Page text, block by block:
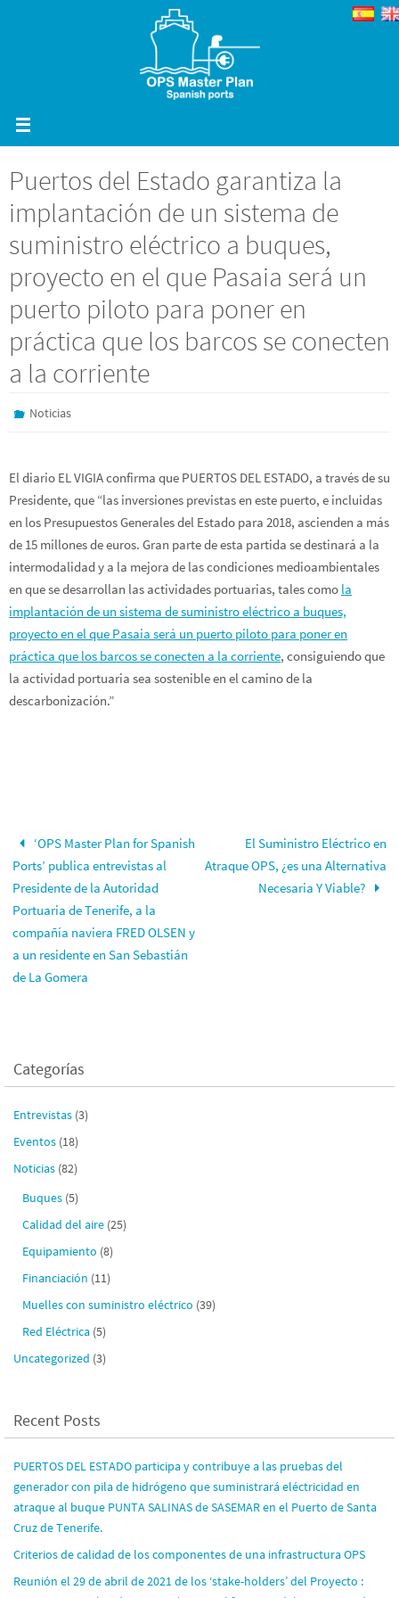
Puertos del Estado garantiza la
implantación de un sistema de
suministro eléctrico a buques,
proyecto en el que Pasaia será un
puerto piloto para poner en
práctica que los barcos se conecten
a la corriente
Noticias
El diario EL VIGIA confirma que PUERTOS DEL ESTADO, a través de su
Presidente, que “las inversiones previstas en este puerto, e incluidas
en los Presupuestos Generales del Estado para 2018, ascienden a más
de 15 millones de euros. Gran parte de esta partida se destinará a la
intermodalidad y a la mejora de las condiciones medioambientales
en que se desarrollan las actividades portuarias, tales como la
implantación de un sistema de suministro eléctrico a buques,
proyecto en el que Pasaia será un puerto piloto para poner en
práctica que los barcos se conecten a la corriente, consiguiendo que
la actividad portuaria sea sostenible en el camino de la
descarbonización.”
‘OPS Master Plan for Spanish
Ports’ publica entrevistas al
Presidente de la Autoridad
Portuaria de Tenerife, a la
compañía naviera FRED OLSEN y
a un residente en San Sebastián
de La Gomera
El Suministro Eléctrico en
Atraque OPS, ¿es una Alternativa
Necesaria Y Viable?
Categorías
Entrevistas (3)
Eventos (18)
Noticias (82)
Buques (5)
Calidad del aire (25)
Equipamiento (8)
Financiación (11)
Muelles con suministro eléctrico (39)
Red Eléctrica (5)
Uncategorized (3)
Recent Posts
PUERTOS DEL ESTADO participa y contribuye a las pruebas del
generador con pila de hidrógeno que suministrará eléctricidad en
atraque al buque PUNTA SALINAS de SASEMAR en el Puerto de Santa
Cruz de Tenerife.
Criterios de calidad de los componentes de una infrastructura OPS
Reunión el 29 de abril de 2021 de los ‘stake-holders’ del Proyecto :